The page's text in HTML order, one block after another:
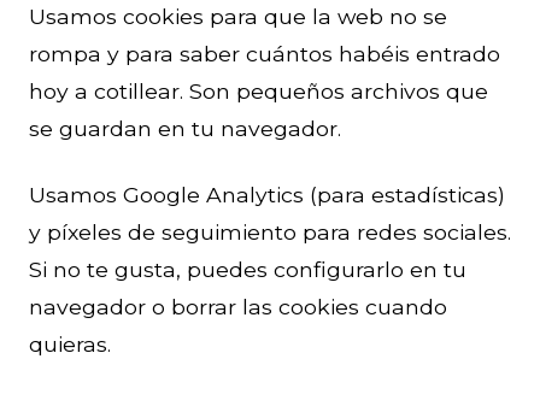
Usamos cookies para que la web no se
rompa y para saber cuántos habéis entrado
hoy a cotillear. Son pequeños archivos que
se guardan en tu navegador.
Usamos Google Analytics (para estadísticas)
y píxeles de seguimiento para redes sociales.
Si no te gusta, puedes configurarlo en tu
navegador o borrar las cookies cuando
quieras.